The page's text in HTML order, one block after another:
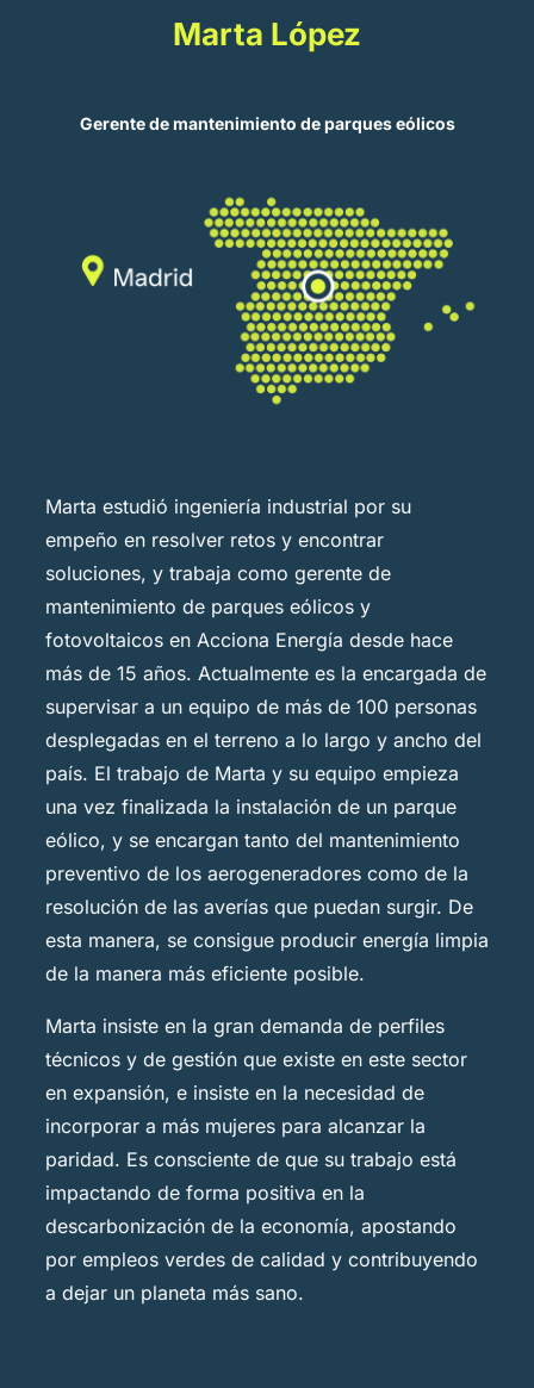
Marta López
Gerente de mantenimiento de parques eólicos
Marta estudió ingeniería industrial por su
empeño en resolver retos y encontrar
soluciones, y trabaja como gerente de
mantenimiento de parques eólicos y
fotovoltaicos en Acciona Energía desde hace
más de 15 años. Actualmente es la encargada de
supervisar a un equipo de más de 100 personas
desplegadas en el terreno a lo largo y ancho del
país. El trabajo de Marta y su equipo empieza
una vez finalizada la instalación de un parque
eólico, y se encargan tanto del mantenimiento
preventivo de los aerogeneradores como de la
resolución de las averías que puedan surgir. De
esta manera, se consigue producir energía limpia
de la manera más eficiente posible.
Marta insiste en la gran demanda de perfiles
técnicos y de gestión que existe en este sector
en expansión, e insiste en la necesidad de
incorporar a más mujeres para alcanzar la
paridad. Es consciente de que su trabajo está
impactando de forma positiva en la
descarbonización de la economía, apostando
por empleos verdes de calidad y contribuyendo
a dejar un planeta más sano.